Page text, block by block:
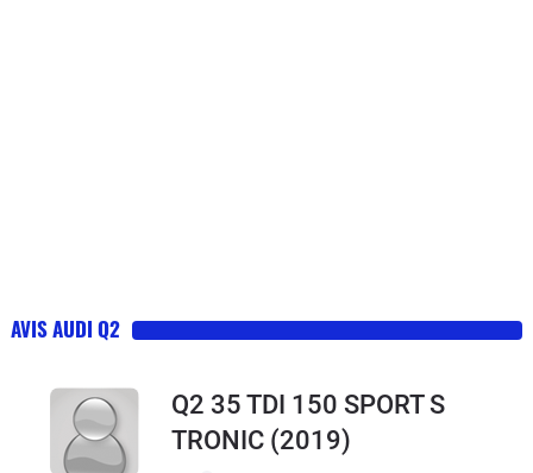
AVIS AUDI Q2
Q2 35 TDI 150 SPORT S
TRONIC (2019)